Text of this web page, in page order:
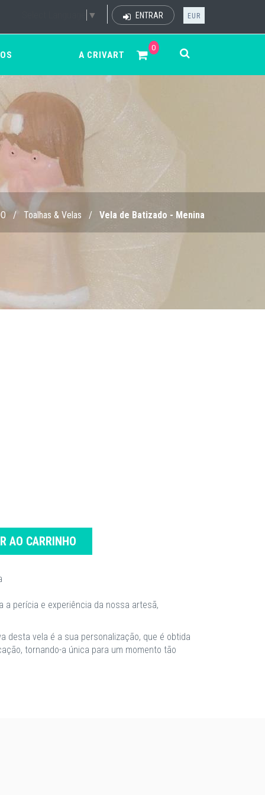
▼ ENTRAR EUR
0
A CRIVART
/ Toalhas & Velas / Vela de Batizado - Menina
AO CARRINHO
a perícia e experiência da nossa artesã,
desta vela é a sua personalização, que é obtida
tornando-a única para um momento tão